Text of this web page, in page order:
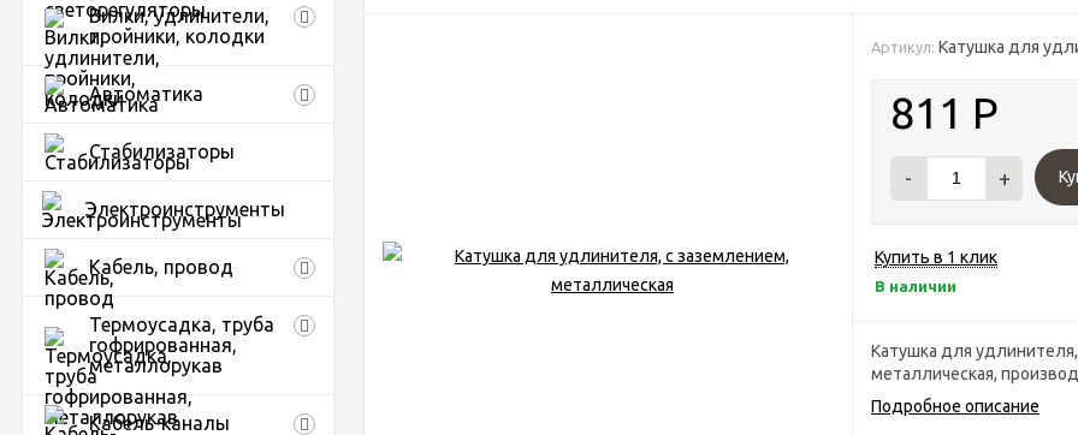
Вилки, удлинители,
тройники, колодки
Автоматика
Стабилизаторы
Электроинструменты
Кабель, провод
Термоусадка, труба
гофрированная,
металлорукав
Кабель-каналы
Артикул: Катушка для
811 Р
- +
Купить в 1 клик
В наличии
Катушка для
металлическая,
Подробное описание